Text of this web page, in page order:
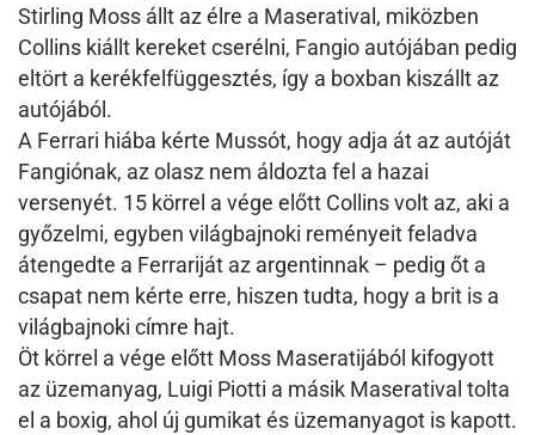
Stirling Moss állt az élre a Maseratival, miközben
Collins kiállt kereket cserélni, Fangio autójában pedig
eltört a kerékfelfüggesztés, így a boxban kiszállt az
autójából.
A Ferrari hiába kérte Mussót, hogy adja át az autóját
Fangiónak, az olasz nem áldozta fel a hazai
versenyét. 15 körrel a vége előtt Collins volt az, aki a
győzelmi, egyben világbajnoki reményeit feladva
átengedte a Ferrariját az argentinnak – pedig őt a
csapat nem kérte erre, hiszen tudta, hogy a brit is a
világbajnoki címre hajt.
Öt körrel a vége előtt Moss Maseratijából kifogyott
az üzemanyag, Luigi Piotti a másik Maseratival tolta
el a boxig, ahol új gumikat és üzemanyagot is kapott.